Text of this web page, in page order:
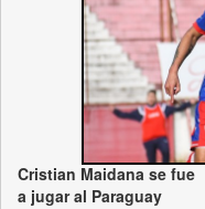
Cristian Maidana se fue
a jugar al Paraguay